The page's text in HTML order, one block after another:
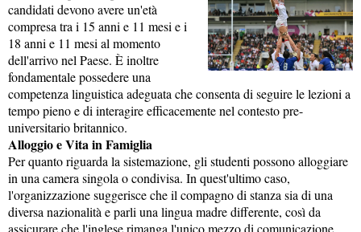
candidati devono avere un'età
compresa tra i 15 anni e 11 mesi e i
18 anni e 11 mesi al momento
dell'arrivo nel Paese. È inoltre
fondamentale possedere una
competenza linguistica adeguata che consenta di seguire le lezioni a
tempo pieno e di interagire efficacemente nel contesto pre-
universitario britannico.
Alloggio e Vita in Famiglia
Per quanto riguarda la sistemazione, gli studenti possono alloggiare
in una camera singola o condivisa. In quest'ultimo caso,
l'organizzazione suggerisce che il compagno di stanza sia di una
diversa nazionalità e parli una lingua madre differente, così da
assicurare che l'inglese rimanga l'unico mezzo di comunicazione